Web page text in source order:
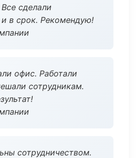
сделали
и в срок. Рекомендую!
офис. Работали
сотрудникам.
сотрудничеством.